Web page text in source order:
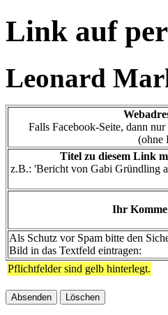
Link auf
Leonard
Falls Facebook-Seite, dann
(ohne
Titel zu diesem Link
z.B.: 'Bericht von Gabi Gründling
Ihr
Als Schutz vor Spam bitte den
Bild in das Textfeld eintragen:
Pflichtfelder sind gelb hinterlegt.